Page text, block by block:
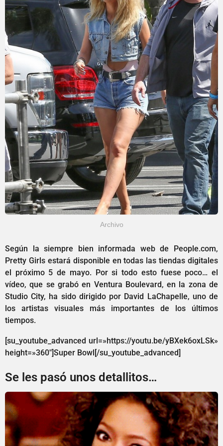
Archivo
Según la siempre bien informada web de People.com,
Pretty Girls estará disponible en todas las tiendas digitales
el próximo 5 de mayo. Por si todo esto fuese poco… el
vídeo, que se grabó en Ventura Boulevard, en la zona de
Studio City, ha sido dirigido por David LaChapelle, uno de
los artistas visuales más importantes de los últimos
tiempos.
[su_youtube_advanced url=»https://youtu.be/yBXek6oxLSk»
height=»360″]Super Bowl[/su_youtube_advanced]
Se les pasó unos detallitos…